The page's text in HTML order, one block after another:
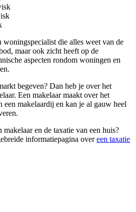
woningspecialist die alles weet van de
maar ook zicht heeft op de
aspecten rondom woningen en
begeven? Dan heb je over het
Een makelaar maakt over het
een makelaardij en kan je al gauw heel
en de taxatie van een huis?
informatiepagina overeen taxatie